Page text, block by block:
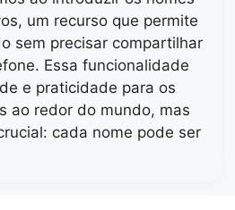
um recurso que permite
sem precisar compartilhar
Essa funcionalidade
e praticidade para os
ao redor do mundo, mas
cada nome pode ser